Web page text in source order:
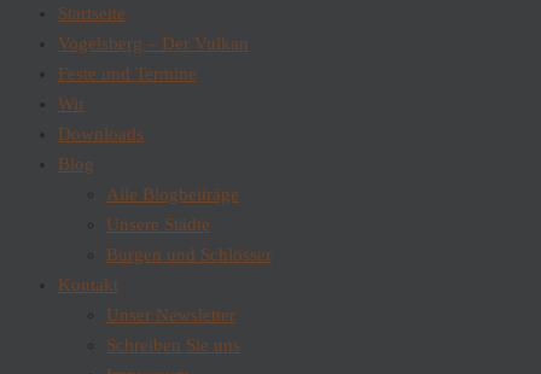
Startseite
Vogelsberg – Der Vulkan
Feste und Termine
Wir
Downloads
Blog
Alle Blogbeiträge
Unsere Städte
Burgen und Schlösser
Kontakt
Unser Newsletter
Schreiben Sie uns